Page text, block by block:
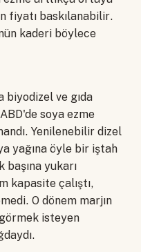
fiyatı baskılanabilir.
kaderi böylece
biyodizel ve gıda
soya ezme
Yenilenebilir dizel
yağına öyle bir iştah
yukarı
kapasite çalıştı,
O dönem marjın
isteyen